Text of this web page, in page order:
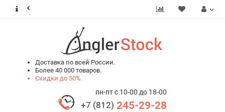
Доставка по всей России.
Более 40 000 товаров.
Скидки до 50%.
пн-пт с 10-00 до 18-00
+7 (812) 245-29-28